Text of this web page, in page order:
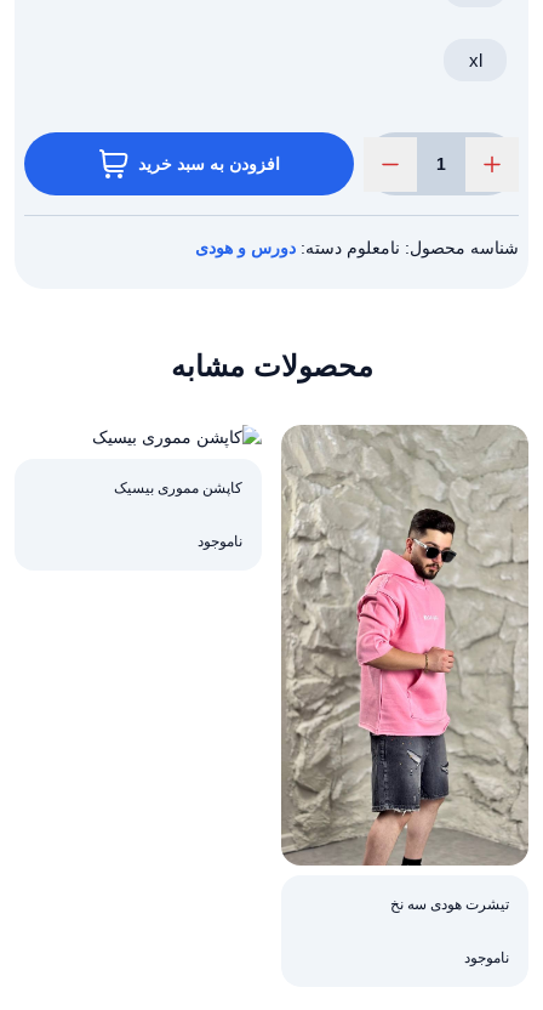
xl
زیپ
001
افزودن به سبد خرید
شناسه محصول: نامعلوم دسته: دورس و هودی
محصولات مشابه
تیشرت هودی سه نخ
ناموجود
کاپشن مموری بیسیک
ناموجود